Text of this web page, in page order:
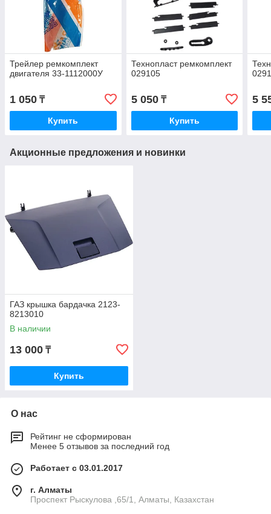
Трейлер ремкомплект
двигателя 33-1112000У
1 050 ₸
Купить
Технопласт ремкомплект
029105
5 050₸
Купить
5
Акционные предложения и новинки
ГАЗ крышка бардачка 2123-
8213010
В наличии
13 000 ₸
Купить
О нас
Рейтинг не сформирован
Менее 5 отзывов за последний год
Работает с 03.01.2017
г. Алматы
Проспект Рыскулова ,65/1, Алматы, Казахстан